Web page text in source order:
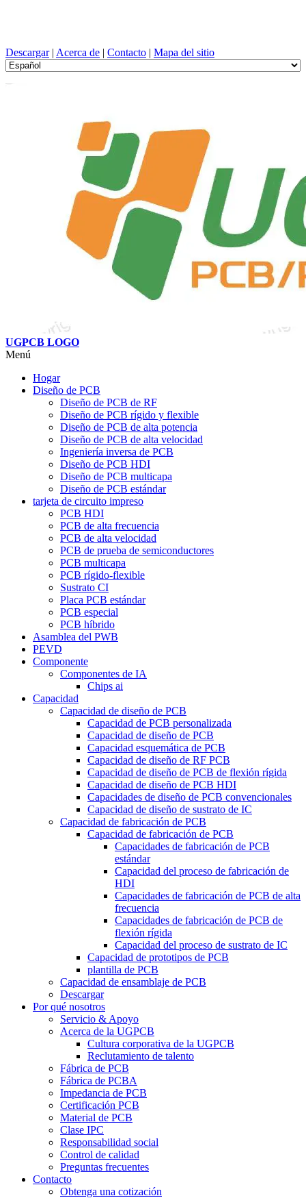
Descargar| Acerca de | Contacto | Mapa del sitio
UGPCB LOGO
Menú
Hogar
Diseño de PCB
Diseño de PCB de RF
Diseño de PCB rígido y flexible
Diseño de PCB de alta potencia
Diseño de PCB de alta velocidad
Ingeniería inversa de PCB
Diseño de PCB HDI
Diseño de PCB multicapa
Diseño de PCB estándar
tarjeta de circuito impreso
PCB HDI
PCB de alta frecuencia
PCB de alta velocidad
PCB de prueba de semiconductores
PCB multicapa
PCB rígido-flexible
Sustrato CI
Placa PCB estándar
PCB especial
PCB híbrido
Asamblea del PWB
PEVD
Componente
Componentes de IA
Chips ai
Capacidad
Capacidad de diseño de PCB
Capacidad de PCB personalizada
Capacidad de diseño de PCB
Capacidad esquemática de PCB
Capacidad de diseño de RF PCB
Capacidad de diseño de PCB de flexión rígida
Capacidad de diseño de PCB HDI
Capacidades de diseño de PCB convencionales
Capacidad de diseño de sustrato de IC
Capacidad de fabricación de PCB
Capacidad de fabricación de PCB
Capacidades de fabricación de PCB
estándar
Capacidad del proceso de fabricación de
HDI
Capacidades de fabricación de PCB de alta
frecuencia
Capacidades de fabricación de PCB de
flexión rígida
Capacidad del proceso de sustrato de IC
Capacidad de prototipos de PCB
plantilla de PCB
Capacidad de ensamblaje de PCB
Descargar
Por qué nosotros
Servicio & Apoyo
Acerca de la UGPCB
Cultura corporativa de la UGPCB
Reclutamiento de talento
Fábrica de PCB
Fábrica de PCBA
Impedancia de PCB
Certificación PCB
Material de PCB
Clase IPC
Responsabilidad social
Control de calidad
Preguntas frecuentes
Contacto
Obtenga una cotización